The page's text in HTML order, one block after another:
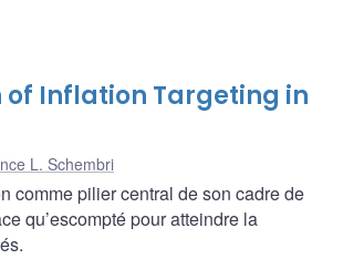
of Inflation Targeting in
L. Schembri
comme pilier central de son cadre de
qu’escompté pour atteindre la